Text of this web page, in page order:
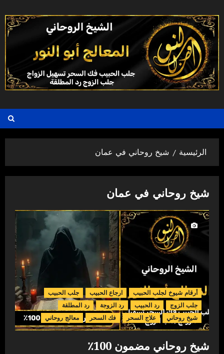
إلى
المحتوى
الرئيسية شيخ روحاني في عمان
شيخ روحاني في عمان
أرقام شيوخ لجلب الحبيب ارجاع الحبيب
جلب الحبيب
جلب الزوج
رد الحبيب رد الزوجة
رد المطلقة
شيخ روحاني
علاج السحر فك السحر معالج روحاني
شيخ روحاني مضمون 100٪